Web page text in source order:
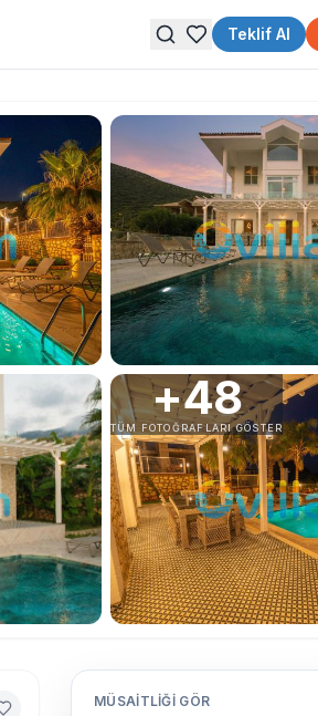
Teklif Al
+48
TÜM FOTOĞRAFLARI GÖSTER
MÜSAITLIĞI GÖR